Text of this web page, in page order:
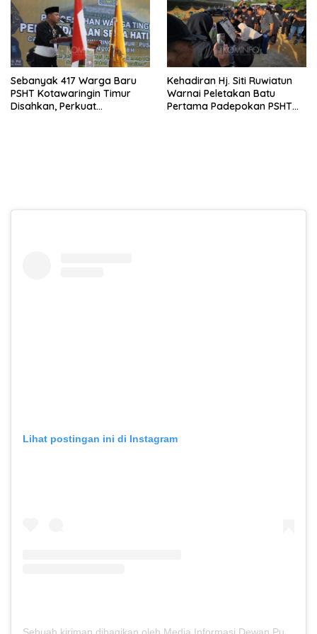
Sebanyak 417 Warga Baru
PSHT Kotawaringin Timur
Disahkan, Perkuat
Kehadiran Hj. Siti Ruwiatun
Warnai Peletakan Batu
Pertama Padepokan PSHT
Lihat postingan ini di Instagram
Sebuah kiriman dibagikan oleh Media Informasi Dewan Pusat Persaudaraan Setia Hati Terate (@media.dewanpusat)